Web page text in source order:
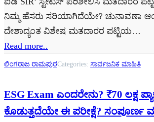
ನಿಮ್ಮ ಹೆಸರು ಸರಿಯಾಗಿದೆಯೇ? ಚುನಾವಣಾ
ದೇಶಾದ್ಯಂತ ವಿಶೇಷ ಮತದಾರರ ಪಟ್ಟಿಯ…
Read more..
ಲಿಂಗರಾಜ ರಾಮಪುರCategories: ಸಾರ್ವಜನಿಕ ಮಾಹಿತಿ
ESG Exam ಎಂದರೇನು? ₹70 ಲಕ್ಷ
ಕೊಡುತ್ತದೆಯೇ ಈ ಪರೀಕ್ಷೆ? ಸಂಪೂರ್ಣ